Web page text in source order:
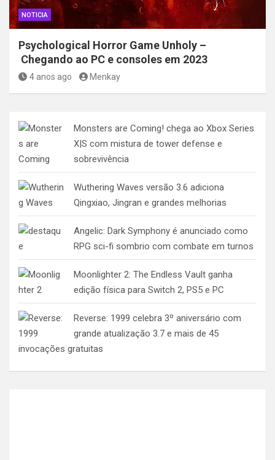
NOTICIA
Psychological Horror Game Unholy –
Chegando ao PC e consoles em 2023
4 anos ago Menkay
Monsters are Coming! chega ao Xbox Series
X|S com mistura de tower defense e
sobrevivência
Wuthering Waves versão 3.6 adiciona
Qingxiao, Jingran e grandes melhorias
Angelic: Dark Symphony é anunciado como
RPG sci-fi sombrio com combate em turnos
Moonlighter 2: The Endless Vault ganha
edição física para Switch 2, PS5 e PC
Reverse: 1999 celebra 3º aniversário com
grande atualização 3.7 e mais de 45
invocações gratuitas